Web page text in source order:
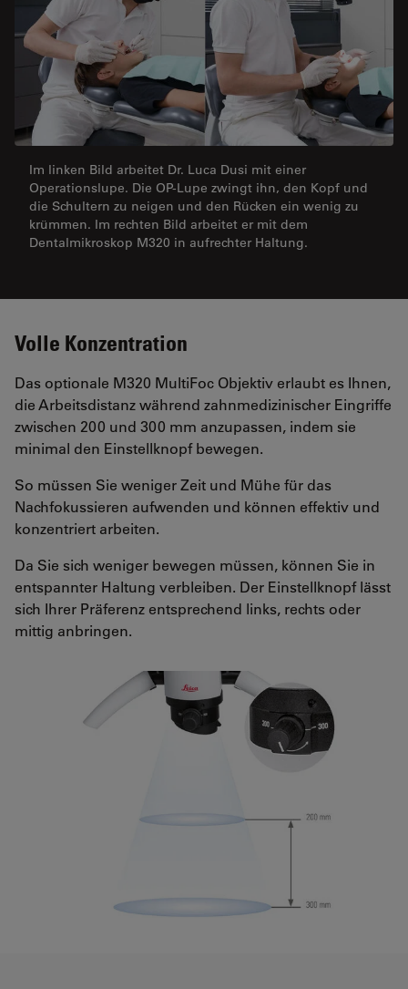
Im linken Bild arbeitet Dr. Luca Dusi mit einer
Operationslupe. Die OP-Lupe zwingt ihn, den Kopf und
die Schultern zu neigen und den Rücken ein wenig zu
krümmen. Im rechten Bild arbeitet er mit dem
Dentalmikroskop M320 in aufrechter Haltung.
Volle Konzentration
Das optionale M320 MultiFoc Objektiv erlaubt es Ihnen,
die Arbeitsdistanz während zahnmedizinischer Eingriffe
zwischen 200 und 300 mm anzupassen, indem sie
minimal den Einstellknopf bewegen.
So müssen Sie weniger Zeit und Mühe für das
Nachfokussieren aufwenden und können effektiv und
konzentriert arbeiten.
Da Sie sich weniger bewegen müssen, können Sie in
entspannter Haltung verbleiben. Der Einstellknopf lässt
sich Ihrer Präferenz entsprechend links, rechts oder
mittig anbringen.